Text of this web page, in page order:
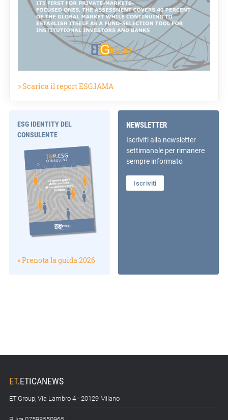
» Scarica il report ESG.IAMA
ESG IDENTITY DEL
CONSULENTE
» Prenota la guida 2026
NEWSLETTER
Iscriviti alla newsletter
settimanale per rimanere
sempre informato
Iscriviti
ET.ETICANEWS
ET.Group, Via Lambro 4 - 20129 Milano